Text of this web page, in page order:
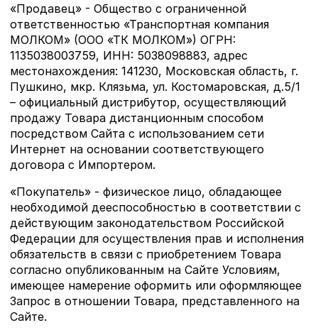
«Продавец» - Общество с ограниченной
ответственностью «Транспортная компания
МОЛКОМ» (ООО «ТК МОЛКОМ») ОГРН:
1135038003759, ИНН: 5038098883, адрес
местонахождения: 141230, Московская область, г.
Пушкино, мкр. Клязьма, ул. Костомаровская, д.5/1
– официальный дистрибутор, осуществляющий
продажу Товара дистанционным способом
посредством Сайта с использованием сети
Интернет на основании соответствующего
договора с Импортером.
«Покупатель» - физическое лицо, обладающее
необходимой дееспособностью в соответствии с
действующим законодательством Российской
Федерации для осуществления прав и исполнения
обязательств в связи с приобретением Товара
согласно опубликованным на Сайте Условиям,
имеющее намерение оформить или оформляющее
Запрос в отношении Товара, представленного на
Сайте.